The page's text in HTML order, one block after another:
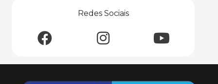
Redes Sociais